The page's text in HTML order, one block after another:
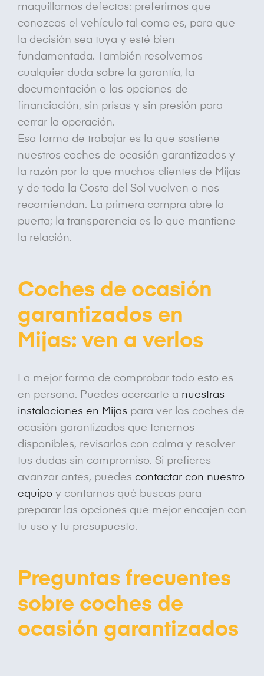
maquillamos defectos: preferimos que
conozcas el vehículo tal como es, para que
la decisión sea tuya y esté bien
fundamentada. También resolvemos
cualquier duda sobre la garantía, la
documentación o las opciones de
financiación, sin prisas y sin presión para
cerrar la operación.
Esa forma de trabajar es la que sostiene
nuestros coches de ocasión garantizados y
la razón por la que muchos clientes de Mijas
y de toda la Costa del Sol vuelven o nos
recomiendan. La primera compra abre la
puerta; la transparencia es lo que mantiene
la relación.
Coches de ocasión
garantizados en
Mijas: ven a verlos
La mejor forma de comprobar todo esto es
en persona. Puedes acercarte a nuestras
instalaciones en Mijas para ver los coches de
ocasión garantizados que tenemos
disponibles, revisarlos con calma y resolver
tus dudas sin compromiso. Si prefieres
avanzar antes, puedes contactar con nuestro
equipo y contarnos qué buscas para
preparar las opciones que mejor encajen con
tu uso y tu presupuesto.
Preguntas frecuentes
sobre coches de
ocasión garantizados